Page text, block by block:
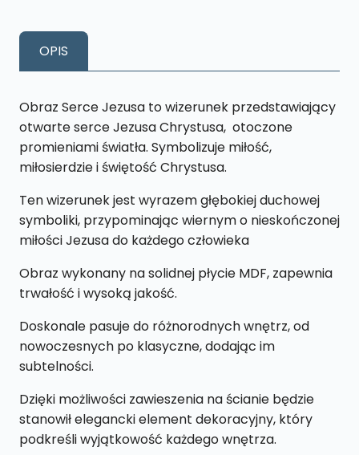
L41
43
cm
OPIS
Obraz Serce Jezusa to wizerunek przedstawiający
otwarte serce Jezusa Chrystusa, otoczone
promieniami światła. Symbolizuje miłość,
miłosierdzie i świętość Chrystusa.
Ten wizerunek jest wyrazem głębokiej duchowej
symboliki, przypominając wiernym o nieskończonej
miłości Jezusa do każdego człowieka
Obraz wykonany na solidnej płycie MDF, zapewnia
trwałość i wysoką jakość.
Doskonale pasuje do różnorodnych wnętrz, od
nowoczesnych po klasyczne, dodając im
subtelności.
Dzięki możliwości zawieszenia na ścianie będzie
stanowił elegancki element dekoracyjny, który
podkreśli wyjątkowość każdego wnętrza.